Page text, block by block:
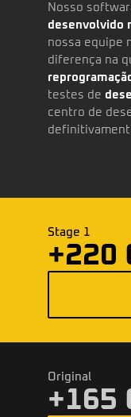
Nosso
desenvolvido
nossa equipe
diferença na
testes de
centro de
Stage 1
+220
Original
+165